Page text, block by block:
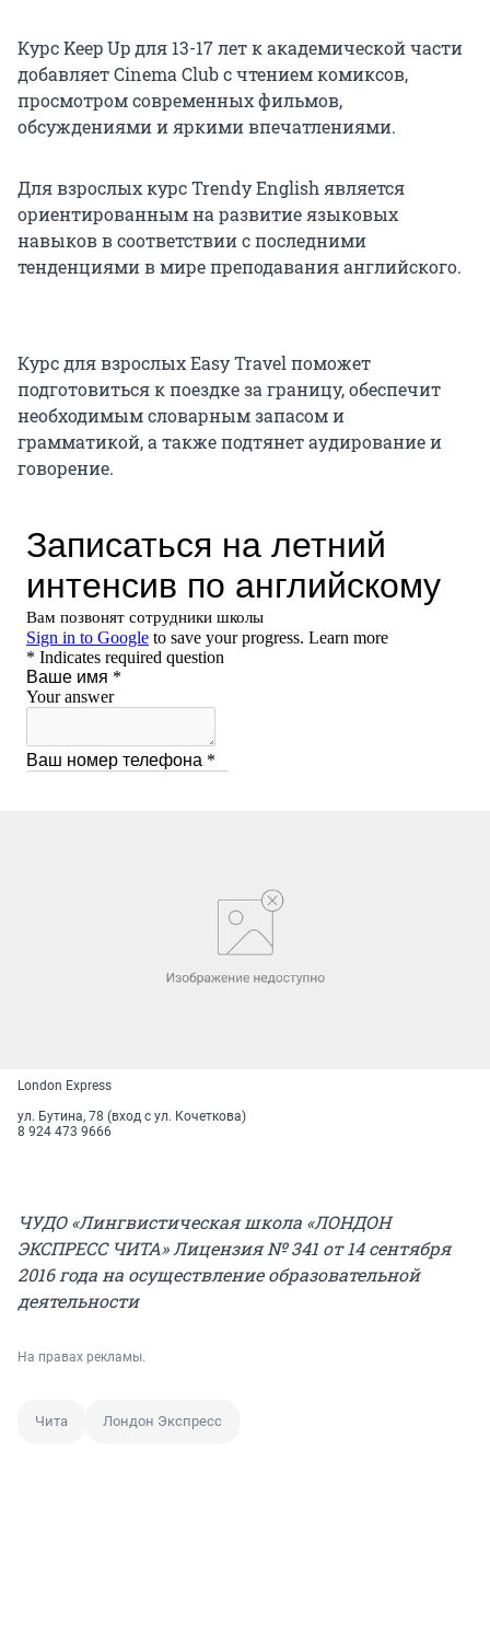
Курс Keep Up для 13-17 лет к академической части
добавляет Cinema Club с чтением комиксов,
просмотром современных фильмов,
обсуждениями и яркими впечатлениями.
Для взрослых курс Trendy English является
ориентированным на развитие языковых
навыков в соответствии с последними
тенденциями в мире преподавания английского.
Курс для взрослых Easy Travel поможет
подготовиться к поездке за границу, обеспечит
необходимым словарным запасом и
грамматикой, а также подтянет аудирование и
говорение.
London Express
ул. Бутина, 78 (вход с ул. Кочеткова)
8 924 473 9666
ЧУДО «Лингвистическая школа «ЛОНДОН
ЭКСПРЕСС ЧИТА» Лицензия № 341 от 14 сентября
2016 года на осуществление образовательной
деятельности
На правах рекламы.
Чита Лондон Экспресс